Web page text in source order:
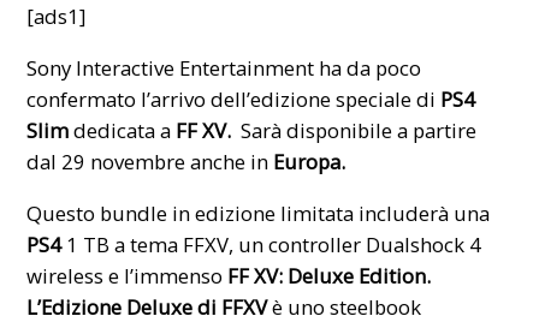
[ads1]
Sony Interactive Entertainment ha da poco
confermato l’arrivo dell’edizione speciale di PS4
Slimdedicata a FF XV. Sarà disponibile a partire
dal 29 novembre anche in Europa.
Questo bundle in edizione limitata includerà una
PS41 TB a tema FFXV, un controller Dualshock 4
wireless e l’immenso FF XV: Deluxe Edition.
L’Edizione Deluxe di FFXVè uno steelbook